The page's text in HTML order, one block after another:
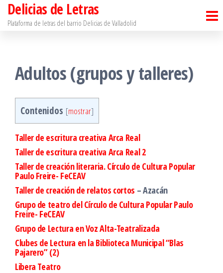
SaltarDelicias de Letras
Plataforma de letras del barrio Delicias de Valladolid
Adultos (grupos y talleres)
Contenidos [mostrar]
Taller de escritura creativa Arca Real
Taller de escritura creativa Arca Real 2
Taller de creación literaria. Círculo de Cultura Popular
Paulo Freire- FeCEAV
Taller de creación de relatos cortos – Azacán
Grupo de teatro del Círculo de Cultura Popular Paulo
Freire- FeCEAV
Grupo de Lectura en Voz Alta-Teatralizada
Clubes de Lectura en la Biblioteca Municipal “Blas
Pajarero” (2)
Libera Teatro